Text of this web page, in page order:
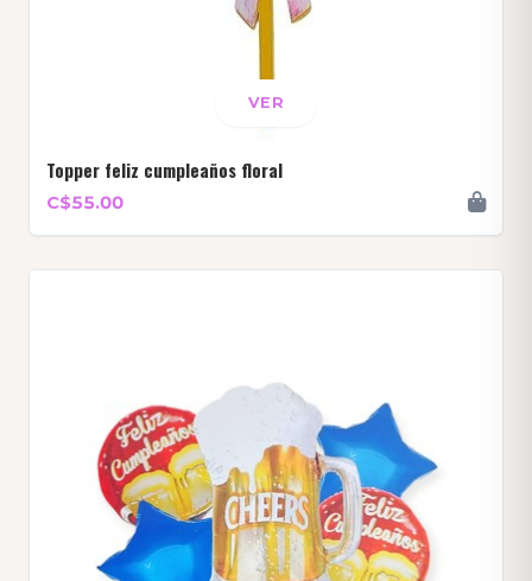
VER
Topper feliz cumpleaños floral
C$55.00